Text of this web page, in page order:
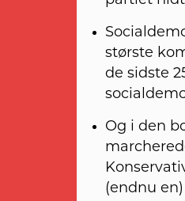
største
de sidste
Og i den
(endnu